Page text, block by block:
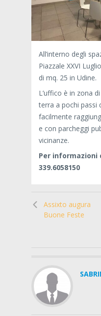
All’interno degli
Piazzale XXVI
di mq. 25 in Udine.
L’uffico è in zona
terra a pochi passi
facilmente
e con parcheggi
vicinanze.
Per
339.6058150
Assixto augura
Buone Feste